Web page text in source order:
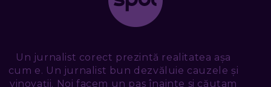
CRISTIAN CHINA BIRTA, KOOPERATIVA 2.0: CUM ÎȚI FACI
PROMOVAREA ONLINE. 3 PAȘI CA SĂ RECUNOȘTI „ȚEPARII”
DIN MARKETINGUL DIGITAL
TUDOR MIHĂILESCU, FRESHFUL BY EMAG: MAGAZINUL
VIITORULUI NU ARE TRILIOANE DE PRODUSE. DAR ARE
EXACT CE ÎȚI DOREȘTI
Un jurnalist corect prezintă realitatea așa
cum e. Un jurnalist bun dezvăluie cauzele și
vinovații. Noi facem un pas înainte si căutam